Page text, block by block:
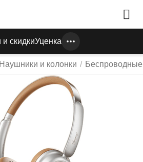
скидкиУценка
Наушники и колонки /